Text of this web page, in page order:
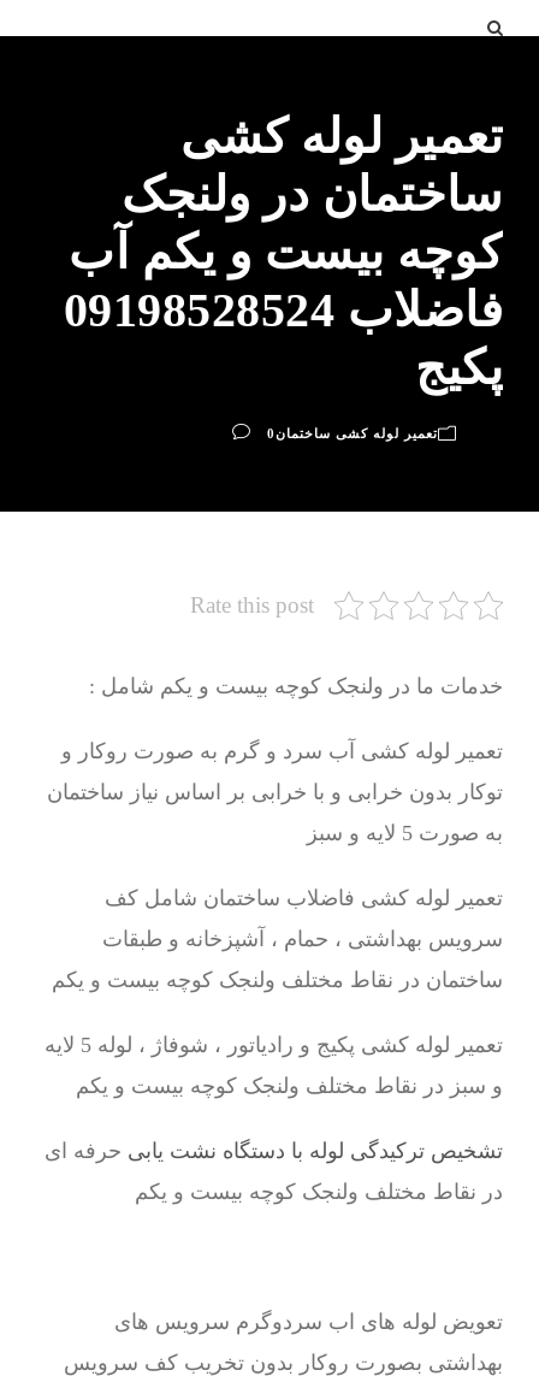
تعمیر لوله کشی
ساختمان در ولنجک
کوچه بیست و یکم آب
فاضلاب 09198528524
پکیج
تعمیر لوله کشی ساختمان0
Rate this post
خدمات ما در ولنجک کوچه بیست و یکم شامل :
تعمیر لوله کشی آب سرد و گرم به صورت روکار و
توکار بدون خرابی و با خرابی بر اساس نیاز ساختمان
به صورت 5 لایه و سبز
تعمیر لوله کشی فاضلاب ساختمان شامل کف
سرویس بهداشتی ، حمام ، آشپزخانه و طبقات
ساختمان در نقاط مختلف ولنجک کوچه بیست و یکم
تعمیر لوله کشی پکیج و رادیاتور ، شوفاژ ، لوله 5 لایه
و سبز در نقاط مختلف ولنجک کوچه بیست و یکم
تشخیص ترکیدگی لوله با دستگاه نشت یابی حرفه ای
در نقاط مختلف ولنجک کوچه بیست و یکم
تعویض لوله های اب سردوگرم سرویس های
بهداشتی بصورت روکار بدون تخریب کف سرویس